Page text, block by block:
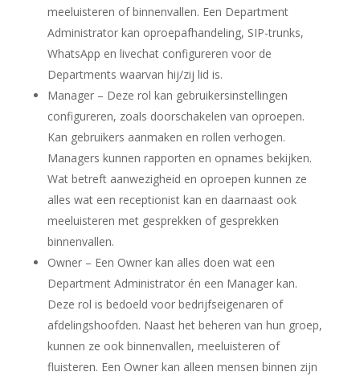
meeluisteren of binnenvallen. Een Department
Administrator kan oproepafhandeling, SIP-trunks,
WhatsApp en livechat configureren voor de
Departments waarvan hij/zij lid is.
Manager– Deze rol kan gebruikersinstellingen
configureren, zoals doorschakelen van oproepen.
Kan gebruikers aanmaken en rollen verhogen.
Managers kunnen rapporten en opnames bekijken.
Wat betreft aanwezigheid en oproepen kunnen ze
alles wat een receptionist kan en daarnaast ook
meeluisteren met gesprekken of gesprekken
binnenvallen.
Owner– Een Owner kan alles doen wat een
Department Administrator én een Manager kan.
Deze rol is bedoeld voor bedrijfseigenaren of
afdelingshoofden. Naast het beheren van hun groep,
kunnen ze ook binnenvallen, meeluisteren of
fluisteren. Een Owner kan alleen mensen binnen zijn